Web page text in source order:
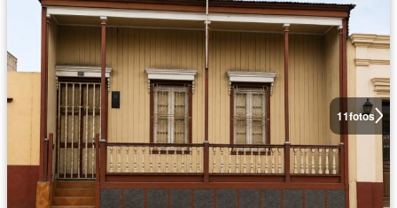
11fotos